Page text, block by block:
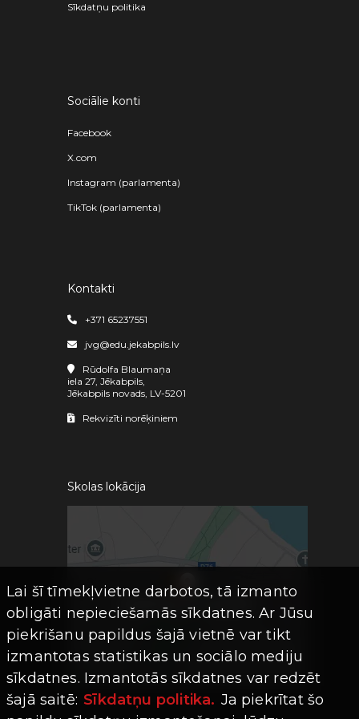
Sīkdatņu politika
Sociālie konti
Facebook
X.com
Instagram (parlamenta)
TikTok (parlamenta)
Kontakti
+371 65237551
jvg@edu.jekabpils.lv
Rūdolfa Blaumaņa
iela 27, Jēkabpils,
Jēkabpils novads, LV-5201
Rekvizīti norēķiniem
Skolas lokācija
Lai šī tīmekļvietne darbotos, tā izmanto
obligāti nepieciešamās sīkdatnes. Ar Jūsu
piekrišanu papildus šajā vietnē var tikt
izmantotas statistikas un sociālo mediju
sīkdatnes. Izmantotās sīkdatnes var redzēt
šajā saitē: Sīkdatņu politika. Ja piekrītat šo